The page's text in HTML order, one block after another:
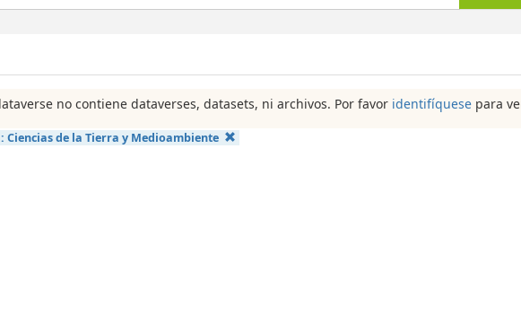
no contiene dataverses, datasets, ni archivos. Por favor identifíquese para
Ciencias de la Tierra y Medioambiente